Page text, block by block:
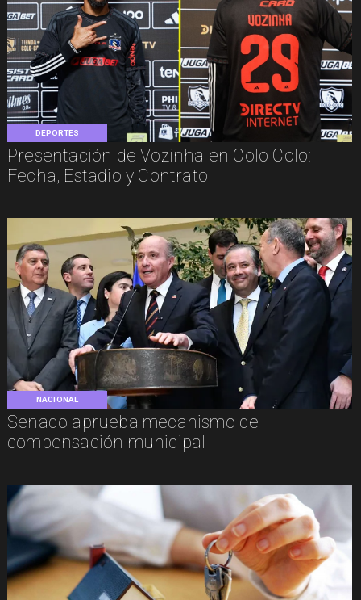
DEPORTES
Presentación de Vozinha en Colo Colo:
Fecha, Estadio y Contrato
NACIONAL
Senado aprueba mecanismo de
compensación municipal